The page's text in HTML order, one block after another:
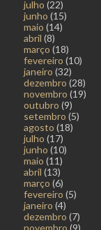
julho (22)
junho (15)
maio (14)
abril (8)
março (18)
fevereiro (10)
janeiro (32)
dezembro (28)
novembro (19)
outubro (9)
setembro (5)
agosto (18)
julho (17)
junho (10)
maio (11)
abril (13)
março (6)
fevereiro (5)
janeiro (4)
dezembro (7)